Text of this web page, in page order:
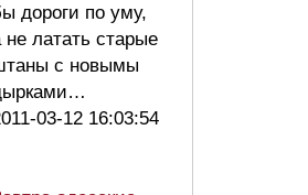
дороги по уму,
не латать старые
с новымы
03-12 16:03:54